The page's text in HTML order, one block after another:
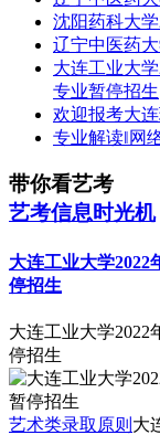
沈阳药科大
辽宁中医药
大连工业大
专业暂停招生
欢迎报考大
专业解读‖网
带你看艺考
艺考信息时光机
大连工业大学2022
停招生
大连工业大学2022
停招生
艺术类录取原则 大